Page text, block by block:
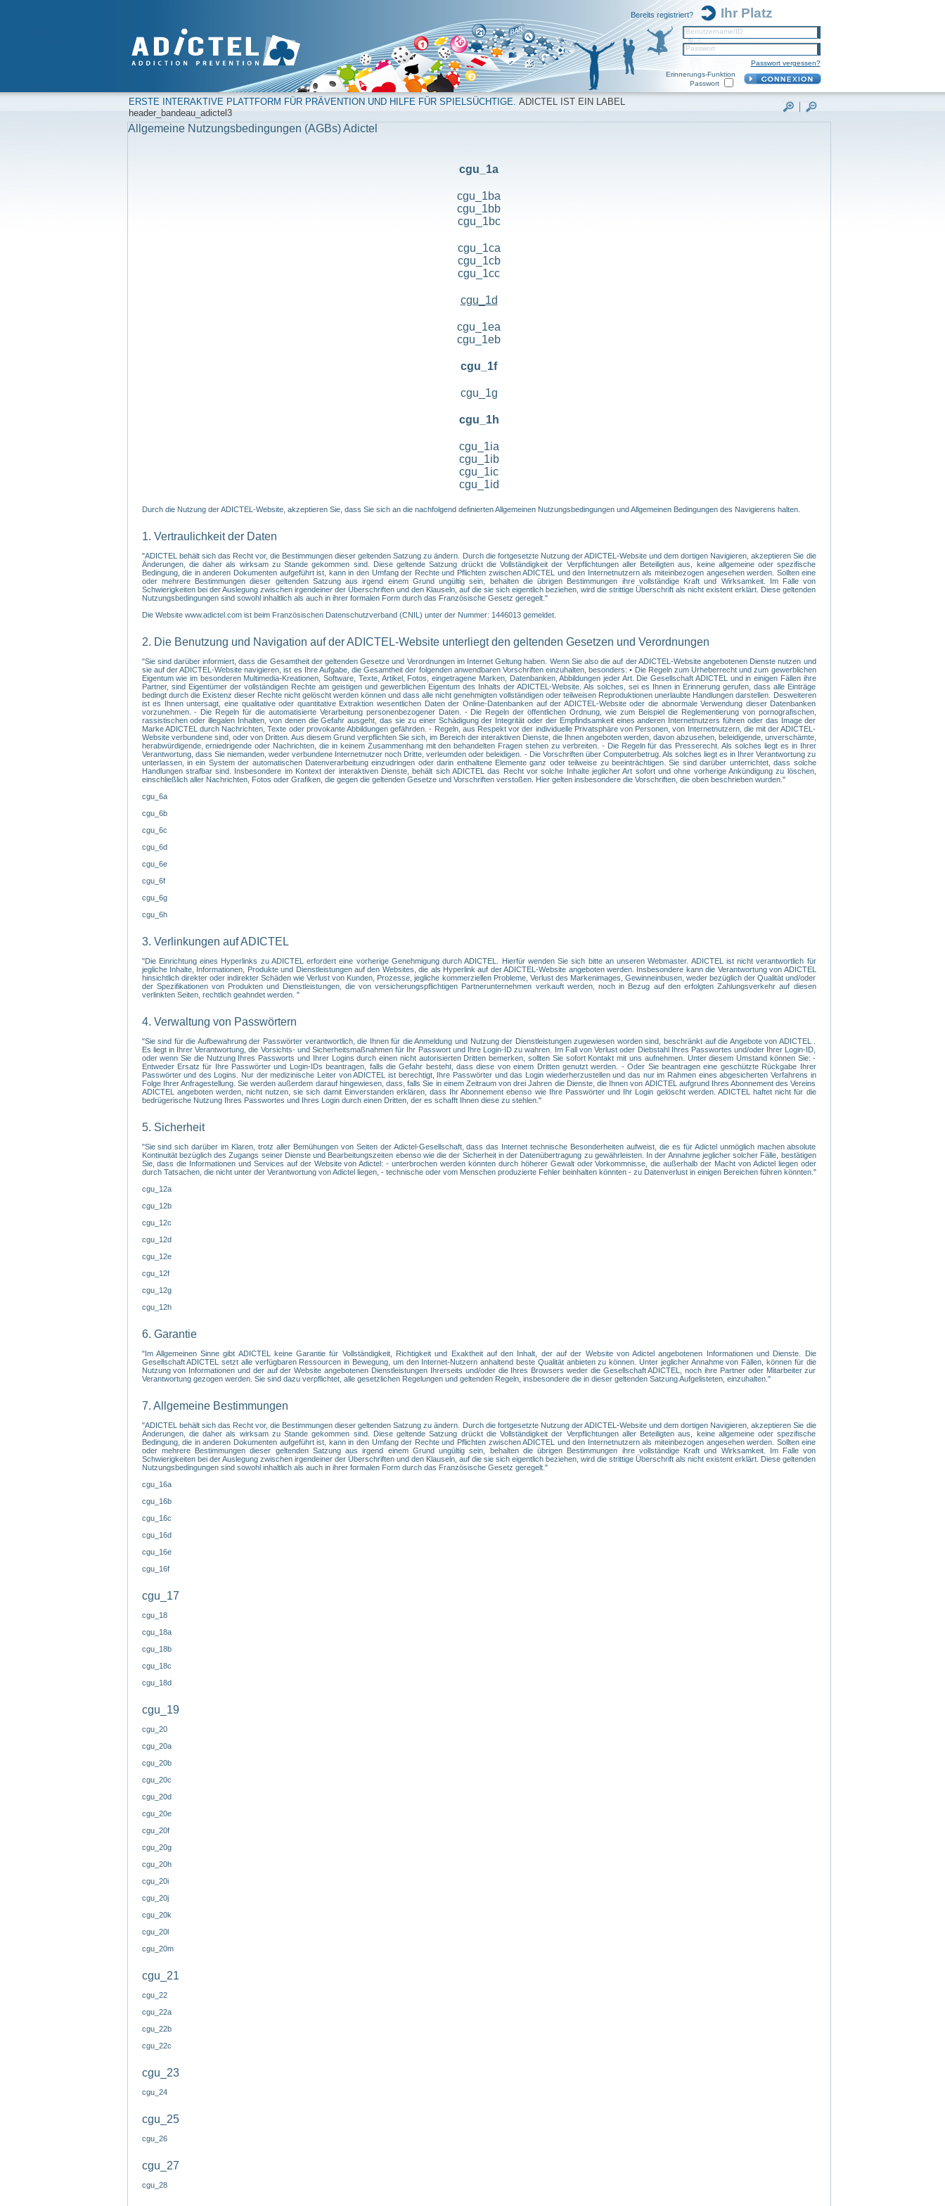
Bereits registriert? Ihr Platz
Benutzername/ID
Passwort
Passwort vergessen?
Erinnerungs-Funktion
Passwort
ERSTE INTERAKTIVE PLATTFORM FÜR PRÄVENTION UND HILFE FÜR SPIELSÜCHTIGE. ADICTEL IST EIN LABEL
header_bandeau_adictel3
Allgemeine Nutzungsbedingungen (AGBs) Adictel
cgu_1a
cgu_1ba
cgu_1bb
cgu_1bc
cgu_1ca
cgu_1cb
cgu_1cc
cgu_1d
cgu_1ea
cgu_1eb
cgu_1f
cgu_1g
cgu_1h
cgu_1ia
cgu_1ib
cgu_1ic
cgu_1id
Durch die Nutzung der ADICTEL-Website, akzeptieren Sie, dass Sie sich an die nachfolgend definierten Allgemeinen Nutzungsbedingungen und Allgemeinen Bedingungen des Navigierens halten.
1. Vertraulichkeit der Daten
"ADICTEL behält sich das Recht vor, die Bestimmungen dieser geltenden Satzung zu ändern. Durch die fortgesetzte Nutzung der ADICTEL-Website und dem dortigen Navigieren, akzeptieren Sie die
Änderungen, die daher als wirksam zu Stande gekommen sind. Diese geltende Satzung drückt die Vollständigkeit der Verpflichtungen aller Beteiligten aus, keine allgemeine oder spezifische
Bedingung, die in anderen Dokumenten aufgeführt ist, kann in den Umfang der Rechte und Pflichten zwischen ADICTEL und den Internetnutzern als miteinbezogen angesehen werden. Sollten eine
oder mehrere Bestimmungen dieser geltenden Satzung aus irgend einem Grund ungültig sein, behalten die übrigen Bestimmungen ihre vollständige Kraft und Wirksamkeit. Im Falle von
Schwierigkeiten bei der Auslegung zwischen irgendeiner der Überschriften und den Klauseln, auf die sie sich eigentlich beziehen, wird die strittige Überschrift als nicht existent erklärt. Diese geltenden
Nutzungsbedingungen sind sowohl inhaltlich als auch in ihrer formalen Form durch das Französische Gesetz geregelt."
Die Website www.adictel.com ist beim Französischen Datenschutzverband (CNIL) unter der Nummer: 1446013 gemeldet.
2. Die Benutzung und Navigation auf der ADICTEL-Website unterliegt den geltenden Gesetzen und Verordnungen
"Sie sind darüber informiert, dass die Gesamtheit der geltenden Gesetze und Verordnungen im Internet Geltung haben. Wenn Sie also die auf der ADICTEL-Website angebotenen Dienste nutzen und
sie auf der ADICTEL-Website navigieren, ist es Ihre Aufgabe, die Gesamtheit der folgenden anwendbaren Vorschriften einzuhalten, besonders: • Die Regeln zum Urheberrecht und zum gewerblichen
Eigentum wie im besonderen Multimedia-Kreationen, Software, Texte, Artikel, Fotos, eingetragene Marken, Datenbanken, Abbildungen jeder Art. Die Gesellschaft ADICTEL und in einigen Fällen ihre
Partner, sind Eigentümer der vollständigen Rechte am geistigen und gewerblichen Eigentum des Inhalts der ADICTEL-Website. Als solches, sei es Ihnen in Erinnerung gerufen, dass alle Einträge
bedingt durch die Existenz dieser Rechte nicht gelöscht werden können und dass alle nicht genehmigten vollständigen oder teilweisen Reproduktionen unerlaubte Handlungen darstellen. Desweiteren
ist es Ihnen untersagt, eine qualitative oder quantitative Extraktion wesentlichen Daten der Online-Datenbanken auf der ADICTEL-Website oder die abnormale Verwendung dieser Datenbanken
vorzunehmen. - Die Regeln für die automatisierte Verarbeitung personenbezogener Daten. - Die Regeln der öffentlichen Ordnung, wie zum Beispiel die Reglementierung von pornografischen,
rassistischen oder illegalen Inhalten, von denen die Gefahr ausgeht, das sie zu einer Schädigung der Integrität oder der Empfindsamkeit eines anderen Internetnutzers führen oder das Image der
Marke ADICTEL durch Nachrichten, Texte oder provokante Abbildungen gefährden. - Regeln, aus Respekt vor der individuelle Privatsphäre von Personen, von Internetnutzern, die mit der ADICTEL-
Website verbundene sind, oder von Dritten. Aus diesem Grund verpflichten Sie sich, im Bereich der interaktiven Dienste, die Ihnen angeboten werden, davon abzusehen, beleidigende, unverschämte,
herabwürdigende, erniedrigende oder Nachrichten, die in keinem Zusammenhang mit den behandelten Fragen stehen zu verbreiten. - Die Regeln für das Presserecht. Als solches liegt es in Ihrer
Verantwortung, dass Sie niemanden, weder verbundene Internetnutzer noch Dritte, verleumden oder beleidigen. - Die Vorschriften über Computerbetrug. Als solches liegt es in Ihrer Verantwortung zu
unterlassen, in ein System der automatischen Datenverarbeitung einzudringen oder darin enthaltene Elemente ganz oder teilweise zu beeinträchtigen. Sie sind darüber unterrichtet, dass solche
Handlungen strafbar sind. Insbesondere im Kontext der interaktiven Dienste, behält sich ADICTEL das Recht vor solche Inhalte jeglicher Art sofort und ohne vorherige Ankündigung zu löschen,
einschließlich aller Nachrichten, Fotos oder Grafiken, die gegen die geltenden Gesetze und Vorschriften verstoßen. Hier gelten insbesondere die Vorschriften, die oben beschrieben wurden."
cgu_6a
cgu_6b
cgu_6c
cgu_6d
cgu_6e
cgu_6f
cgu_6g
cgu_6h
3. Verlinkungen auf ADICTEL
"Die Einrichtung eines Hyperlinks zu ADICTEL erfordert eine vorherige Genehmigung durch ADICTEL. Hierfür wenden Sie sich bitte an unseren Webmaster. ADICTEL ist nicht verantwortlich für
jegliche Inhalte, Informationen, Produkte und Dienstleistungen auf den Websites, die als Hyperlink auf der ADICTEL-Website angeboten werden. Insbesondere kann die Verantwortung von ADICTEL
hinsichtlich direkter oder indirekter Schäden wie Verlust von Kunden, Prozesse, jegliche kommerziellen Probleme, Verlust des Markenimages, Gewinneinbusen, weder bezüglich der Qualität und/oder
der Spezifikationen von Produkten und Dienstleistungen, die von versicherungspflichtigen Partnerunternehmen verkauft werden, noch in Bezug auf den erfolgten Zahlungsverkehr auf diesen
verlinkten Seiten, rechtlich geahndet werden. "
4. Verwaltung von Passwörtern
"Sie sind für die Aufbewahrung der Passwörter verantwortlich, die Ihnen für die Anmeldung und Nutzung der Dienstleistungen zugewiesen worden sind, beschränkt auf die Angebote von ADICTEL .
Es liegt in Ihrer Verantwortung, die Vorsichts- und Sicherheitsmaßnahmen für Ihr Passwort und Ihre Login-ID zu wahren. Im Fall von Verlust oder Diebstahl Ihres Passwortes und/oder Ihrer Login-ID,
oder wenn Sie die Nutzung Ihres Passworts und Ihrer Logins durch einen nicht autorisierten Dritten bemerken, sollten Sie sofort Kontakt mit uns aufnehmen. Unter diesem Umstand können Sie: -
Entweder Ersatz für Ihre Passwörter und Login-IDs beantragen, falls die Gefahr besteht, dass diese von einem Dritten genutzt werden. - Oder Sie beantragen eine geschützte Rückgabe Ihrer
Passwörter und des Logins. Nur der medizinische Leiter von ADICTEL ist berechtigt, Ihre Passwörter und das Login wiederherzustellen und das nur im Rahmen eines abgesicherten Verfahrens in
Folge Ihrer Anfragestellung. Sie werden außerdem darauf hingewiesen, dass, falls Sie in einem Zeitraum von drei Jahren die Dienste, die Ihnen von ADICTEL aufgrund Ihres Abonnement des Vereins
ADICTEL angeboten werden, nicht nutzen, sie sich damit Einverstanden erklären, dass Ihr Abonnement ebenso wie Ihre Passwörter und Ihr Login gelöscht werden. ADICTEL haftet nicht für die
bedrügerische Nutzung Ihres Passwortes und Ihres Login durch einen Dritten, der es schafft Ihnen diese zu stehlen."
5. Sicherheit
"Sie sind sich darüber im Klaren, trotz aller Bemühungen von Seiten der Adictel-Gesellschaft, dass das Internet technische Besonderheiten aufweist, die es für Adictel unmöglich machen absolute
Kontinuität bezüglich des Zugangs seiner Dienste und Bearbeitungszeiten ebenso wie die der Sicherheit in der Datenübertragung zu gewährleisten. In der Annahme jeglicher solcher Fälle, bestätigen
Sie, dass die Informationen und Services auf der Website von Adictel: - unterbrochen werden könnten durch höherer Gewalt oder Vorkommnisse, die außerhalb der Macht von Adictel liegen oder
durch Tatsachen, die nicht unter der Verantwortung von Adictel liegen, - technische oder vom Menschen produzierte Fehler beinhalten könnten - zu Datenverlust in einigen Bereichen führen könnten."
cgu_12a
cgu_12b
cgu_12c
cgu_12d
cgu_12e
cgu_12f
cgu_12g
cgu_12h
6. Garantie
"Im Allgemeinen Sinne gibt ADICTEL keine Garantie für Vollständigkeit, Richtigkeit und Exaktheit auf den Inhalt, der auf der Website von Adictel angebotenen Informationen und Dienste. Die
Gesellschaft ADICTEL setzt alle verfügbaren Ressourcen in Bewegung, um den Internet-Nutzern anhaltend beste Qualität anbieten zu können. Unter jeglicher Annahme von Fällen, können für die
Nutzung von Informationen und der auf der Website angebotenen Dienstleistungen Ihrerseits und/oder die Ihres Browsers weder die Gesellschaft ADICTEL, noch ihre Partner oder Mitarbeiter zur
Verantwortung gezogen werden. Sie sind dazu verpflichtet, alle gesetzlichen Regelungen und geltenden Regeln, insbesondere die in dieser geltenden Satzung Aufgelisteten, einzuhalten."
7. Allgemeine Bestimmungen
"ADICTEL behält sich das Recht vor, die Bestimmungen dieser geltenden Satzung zu ändern. Durch die fortgesetzte Nutzung der ADICTEL-Website und dem dortigen Navigieren, akzeptieren Sie die
Änderungen, die daher als wirksam zu Stande gekommen sind. Diese geltende Satzung drückt die Vollständigkeit der Verpflichtungen aller Beteiligten aus, keine allgemeine oder spezifische
Bedingung, die in anderen Dokumenten aufgeführt ist, kann in den Umfang der Rechte und Pflichten zwischen ADICTEL und den Internetnutzern als miteinbezogen angesehen werden. Sollten eine
oder mehrere Bestimmungen dieser geltenden Satzung aus irgend einem Grund ungültig sein, behalten die übrigen Bestimmungen ihre vollständige Kraft und Wirksamkeit. Im Falle von
Schwierigkeiten bei der Auslegung zwischen irgendeiner der Überschriften und den Klauseln, auf die sie sich eigentlich beziehen, wird die strittige Überschrift als nicht existent erklärt. Diese geltenden
Nutzungsbedingungen sind sowohl inhaltlich als auch in ihrer formalen Form durch das Französische Gesetz geregelt."
cgu_16a
cgu_16b
cgu_16c
cgu_16d
cgu_16e
cgu_16f
cgu_17
cgu_18
cgu_18a
cgu_18b
cgu_18c
cgu_18d
cgu_19
cgu_20
cgu_20a
cgu_20b
cgu_20c
cgu_20d
cgu_20e
cgu_20f
cgu_20g
cgu_20h
cgu_20i
cgu_20j
cgu_20k
cgu_20l
cgu_20m
cgu_21
cgu_22
cgu_22a
cgu_22b
cgu_22c
cgu_23
cgu_24
cgu_25
cgu_26
cgu_27
cgu_28